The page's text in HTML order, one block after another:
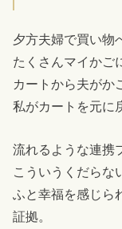
夕方夫婦で買い物
たくさんマイかご
カートから夫がか
私がカートを元に
流れるような連携
こういうくだらな
ふと幸福を感じら
証拠。